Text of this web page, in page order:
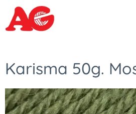
Karisma 50g.